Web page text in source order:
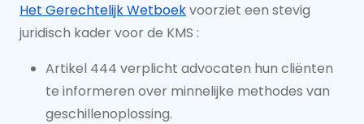
Het Gerechtelijk Wetboekvoorziet een stevig
juridisch kader voor de KMS :
Artikel 444 verplicht advocaten hun cliënten
te informeren over minnelijke methodes van
geschillenoplossing.